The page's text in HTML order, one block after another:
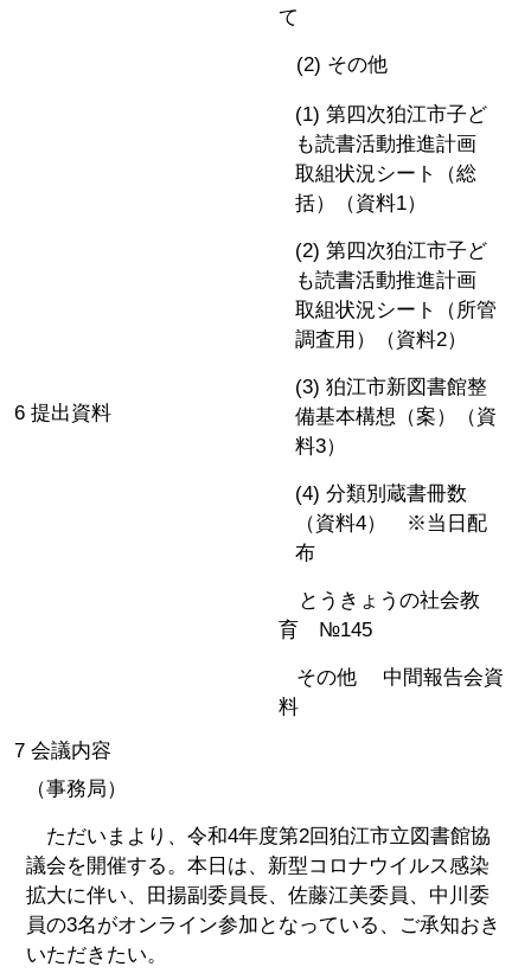
て
(2) その他
6 提出資料
(1) 第四次狛江市子ど
も読書活動推進計画
取組状況シート（総
括）（資料1）
(2) 第四次狛江市子ど
も読書活動推進計画
取組状況シート（所管
調査用）（資料2）
(3) 狛江市新図書館整
備基本構想（案）（資
料3）
(4) 分類別蔵書冊数
（資料4） ※当日配
布
とうきょうの社会教
育 №145
その他 中間報告会資
料
7 会議内容
（事務局）
ただいまより、令和4年度第2回狛江市立図書館協
議会を開催する。本日は、新型コロナウイルス感染
拡大に伴い、田揚副委員長、佐藤江美委員、中川委
員の3名がオンライン参加となっている、ご承知おき
いただきたい。